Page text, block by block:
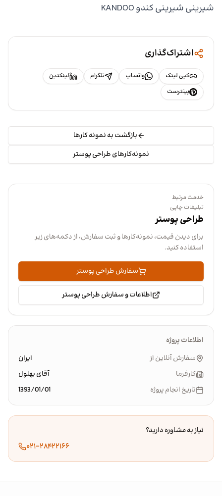
شیرینی شیرینی کندو KANDOO
اشتراک‌گذاری
کپی لینک واتساپ تلگرام
لینکدین
پینترست
بازگشت به نمونه کارها
نمونه‌کارهای طراحی پوستر
خدمت مرتبط
تبلیغات چاپی
طراحی پوستر
برای دیدن قیمت، نمونه‌کارها و ثبت سفارش، از دکمه‌های زیر
استفاده کنید.
سفارش طراحی پوستر
اطلاعات و سفارش طراحی پوستر
اطلاعات پروژه
سفارش آنلاین از
ایران
کارفرما
آقای بهلول
تاریخ انجام پروژه
1393/01/01
نیاز به مشاوره دارید؟
۰۲۱-۲۸۴۲۲۱۶۶